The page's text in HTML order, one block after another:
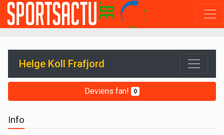
Helge Koll Frafjord
Deviens fan! 0
Info